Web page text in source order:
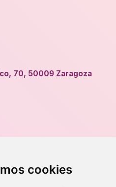
cookies
70, 50009 Zaragoza